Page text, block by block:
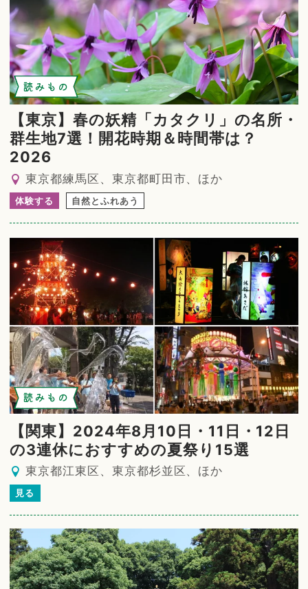
読みもの
【東京】春の妖精「カタクリ」の名所・
群生地7選！開花時期＆時間帯は？
2026
東京都練馬区、東京都町田市、ほか
体験する 自然とふれあう
読みもの
【関東】2024年8月10日・11日・12日
の3連休におすすめの夏祭り15選
東京都江東区、東京都杉並区、ほか
見る